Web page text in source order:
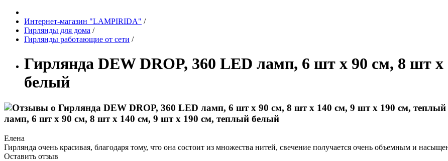
Интернет-магазин "LAMPIRIDA" /
Гирлянды для дома /
Гирлянды работающие от сети /
Гирлянда DEW DROP, 360 LED ламп, 6 шт х 90 см, 8 шт
белый
ламп, 6 шт х 90 см, 8 шт х 140 см, 9 шт х 190 см, теплый белый
Елена
Гирлянда очень красивая, благодаря тому, что она состоит из множества нитей, свечение получается очень объемным и
Оставить отзыв